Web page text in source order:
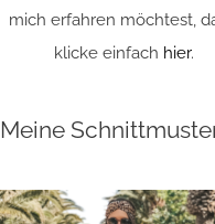
mich erfahren möchtest,
klicke einfach hier.
Meine